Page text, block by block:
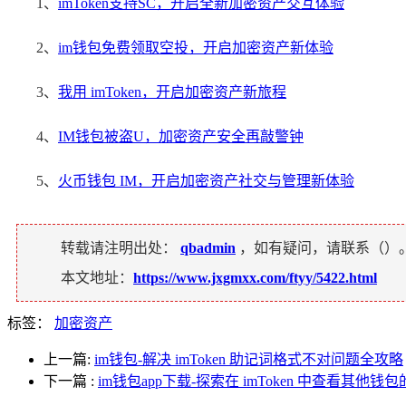
2、 im钱包免费领取空投，开启加密资产新体验
3、 我用 imToken，开启加密资产新旅程
4、 IM钱包被盗U，加密资产安全再敲警钟
5、 火币钱包 IM，开启加密资产社交与管理新体验
转载请注明出处： qbadmin ，如有疑问，请联系（）。
本文地址： https://www.jxgmxx.com/ftyy/5422.html
标签： 加密资产
上一篇: im钱包-解决 imToken 助记词格式不对问题全攻略
下一篇 : im钱包app下载-探索在 imToken 中查看其他钱包